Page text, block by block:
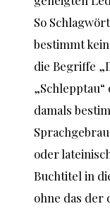
So
bestimmt
die Begriffe
damals
oder
Buchtitel in
ohne das der